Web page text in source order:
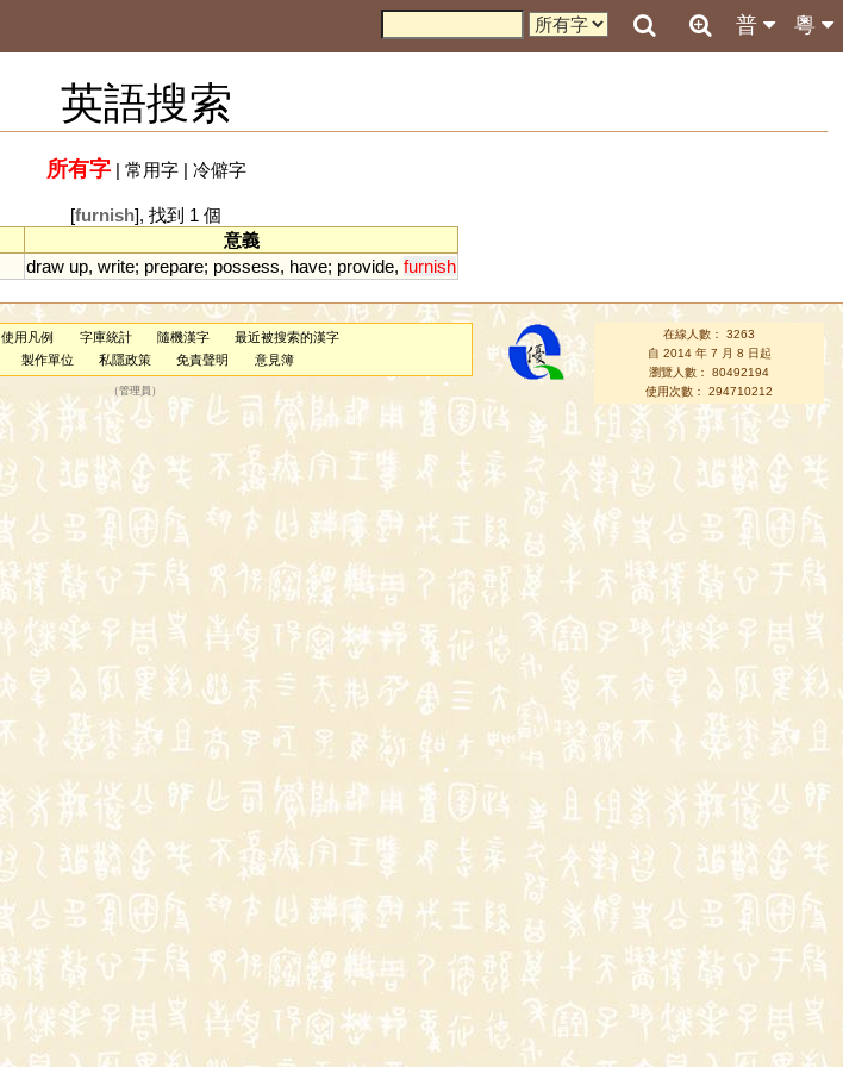
粵
普
英語搜索
所有字| 常用字| 冷僻字
[furnish], 找到 1 個
意義
draw up, write; prepare; possess, have; provide, furnish
使用凡例 字庫統計 隨機漢字
最近被搜索的漢字
製作單位 私隱政策 免責聲明 意見簿
（管理員 ）
在線人數： 3263
自 2014 年 7 月 8 日起
瀏覽人數： 80492194
使用次數： 294710212